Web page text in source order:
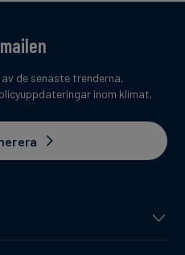
de senaste trenderna,
inom klimat.